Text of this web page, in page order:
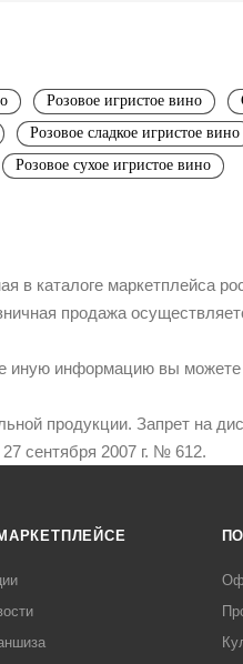
Розовое игристое вино
Розовое сладкое игристое вино
Розовое сухое игристое вино
в каталоге маркетплейса
продажа
иную информацию вы можете
продукции. Запрет на
сентября 2007 г. № 612.